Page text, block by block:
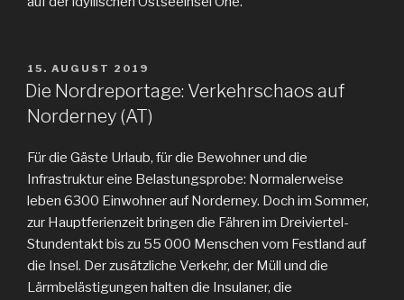
VERÖFFENTLICHT
AM
15. AUGUST 2019
Die Nordreportage: Verkehrschaos auf
Norderney (AT)
Für die Gäste Urlaub, für die Bewohner und die
Infrastruktur eine Belastungsprobe: Normalerweise
leben 6300 Einwohner auf Norderney. Doch im Sommer,
zur Hauptferienzeit bringen die Fähren im Dreiviertel-
Stundentakt bis zu 55 000 Menschen vom Festland auf
die Insel. Der zusätzliche Verkehr, der Müll und die
Lärmbelästigungen halten die Insulaner, die